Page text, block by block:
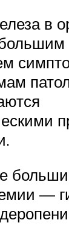
в
—